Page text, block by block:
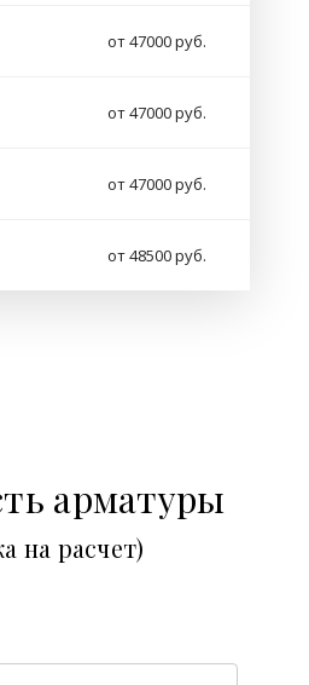
от 47000 руб.
от 47000 руб.
от 47000 руб.
от 48500 руб.
арматуры
на расчет)